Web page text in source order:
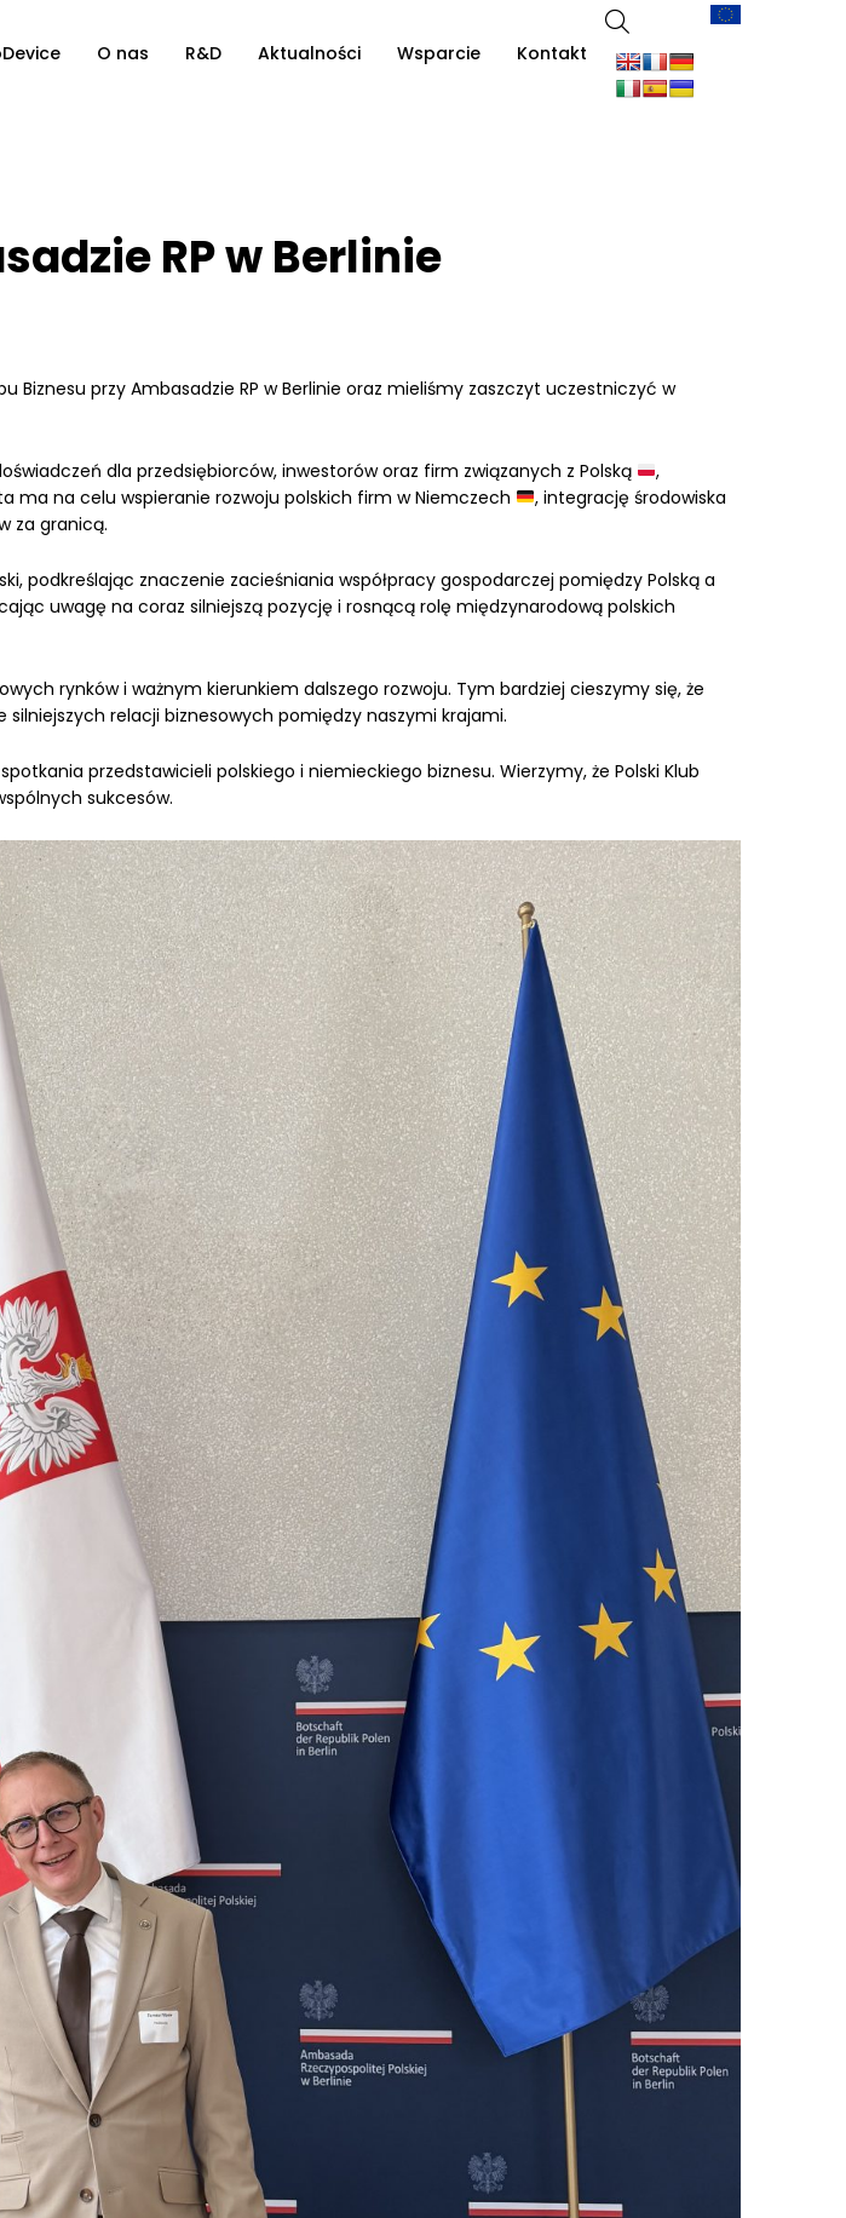
O nas R&D Aktualności Wsparcie Kontakt
RP w Berlinie
przy Ambasadzie RP w Berlinie oraz mieliśmy zaszczyt uczestniczyć w
dla przedsiębiorców, inwestorów oraz firm związanych z Polską
,
ma na celu wspieranie rozwoju polskich firm w Niemczech
, integrację środowiska
za granicą.
podkreślając znaczenie zacieśniania współpracy gospodarczej pomiędzy Polską a
uwagę na coraz silniejszą pozycję i rosnącą rolę międzynarodową polskich
rynków i ważnym kierunkiem dalszego rozwoju. Tym bardziej cieszymy się, że
relacji biznesowych pomiędzy naszymi krajami.
przedstawicieli polskiego i niemieckiego biznesu. Wierzymy, że Polski Klub
sukcesów.